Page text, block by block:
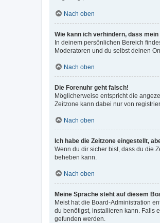
Nach oben
Wie kann ich verhindern, dass
In deinem persönlichen Bereich
Moderatoren und du selbst deinen
Nach oben
Die Forenuhr geht falsch!
Möglicherweise entspricht die
Zeitzone kann dabei nur von
Nach oben
Ich habe die Zeitzone eingestellt,
Wenn du dir sicher bist, dass du die
beheben kann.
Nach oben
Meine Sprache steht auf diesem
Meist hat die Board-Administration
du benötigst, installieren kann. Falls
gefunden werden.